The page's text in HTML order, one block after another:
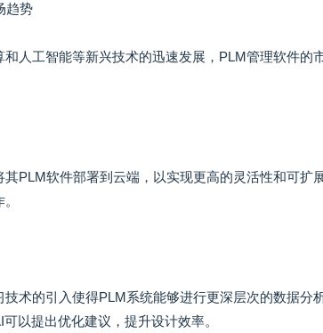
趋势
和人工智能等新兴技术的迅速发展，PLM管理软件的
其PLM软件部署到云端，以实现更高的灵活性和可扩
技术的引入使得PLM系统能够进行更深层次的数据
以提出优化建议，提升设计效率。